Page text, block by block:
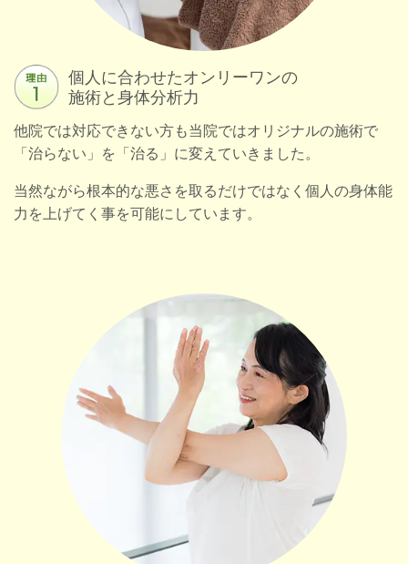
個人に合わせたオンリーワンの
施術と身体分析力
他院では対応できない方も当院ではオリジナルの施術で
「治らない」を「治る」に変えていきました。
当然ながら根本的な悪さを取るだけではなく個人の身体能
力を上げてく事を可能にしています。